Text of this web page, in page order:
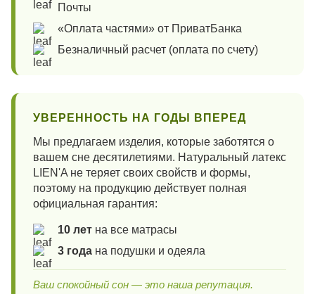
Почты
«Оплата частями» от ПриватБанка
Безналичный расчет (оплата по счету)
УВЕРЕННОСТЬ НА ГОДЫ ВПЕРЕД
Мы предлагаем изделия, которые заботятся о
вашем сне десятилетиями. Натуральный латекс
LIEN'A не теряет своих свойств и формы,
поэтому на продукцию действует полная
официальная гарантия:
10 лет на все матрасы
3 года на подушки и одеяла
Ваш спокойный сон — это наша репутация.